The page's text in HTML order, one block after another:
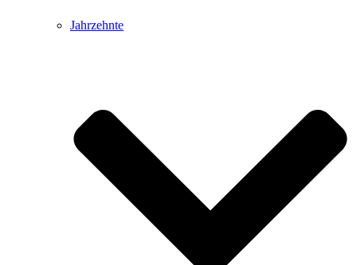
Jahrzehnte